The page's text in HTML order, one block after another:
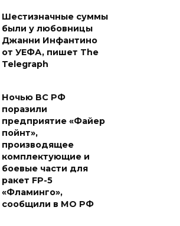
Шестизначные суммы
были у любовницы
Джанни Инфантино
от УЕФА, пишет The
Telegraph
Ночью ВС РФ
поразили
предприятие «Файер
пойнт»,
производящее
комплектующие и
боевые части для
ракет FP-5
«Фламинго»,
сообщили в МО РФ